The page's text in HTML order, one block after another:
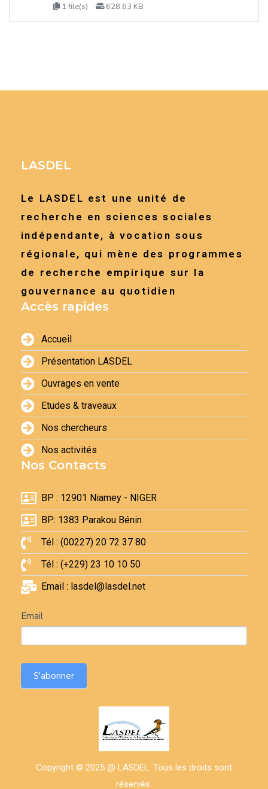
1 file(s) 628.63 KB
LASDEL
Le LASDEL est une unité de
recherche en sciences sociales
indépendante, à vocation sous
régionale, qui mène des programmes
de recherche empirique sur la
gouvernance au quotidien
Accès rapides
Accueil
Présentation LASDEL
Ouvrages en vente
Etudes & traveaux
Nos chercheurs
Nos activités
Nos Contacts
BP : 12901 Niamey - NIGER
BP: 1383 Parakou Bénin
Tél : (00227) 20 72 37 80
Tél : (+229) 23 10 10 50
Email : lasdel@lasdel.net
Newsletter
Email
S'abonner
Copyright © 2025 @ LASDEL. Tous les droits sont
réservés.